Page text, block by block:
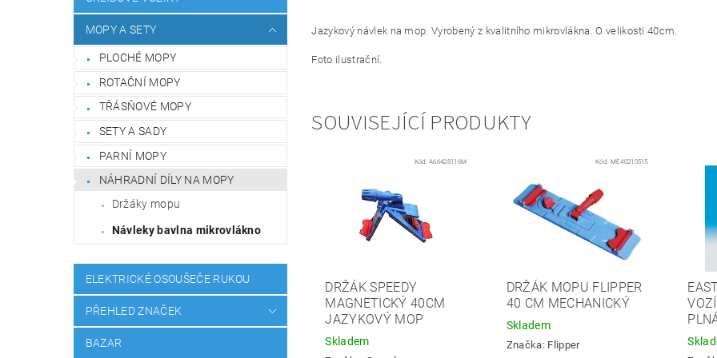
MOPY A SETY
PLOCHÉ MOPY
ROTAČNÍ MOPY
TŘÁSŇOVÉ MOPY
SETY A SADY
PARNÍ MOPY
NÁHRADNÍ DÍLY NA MOPY
Držáky mopu
Návleky bavlna mikrovlákno
ELEKTRICKÉ OSOUŠEČE RUKOU
PŘEHLED ZNAČEK
BAZAR
Jazykový návlek na mop. Vyrobený z kvalitního mikrovlákna. O velikosti 40cm.
Foto ilustrační.
SOUVISEJÍCÍ PRODUKTY
Kód:A66428116M
DRŽÁK SPEEDY
MAGNETICKÝ 40CM
JAZYKOVÝ MOP
Skladem
Kód: ME40210515
DRŽÁK MOPU FLIPPER
40 CM MECHANICKÝ
Skladem
Značka: Flipper